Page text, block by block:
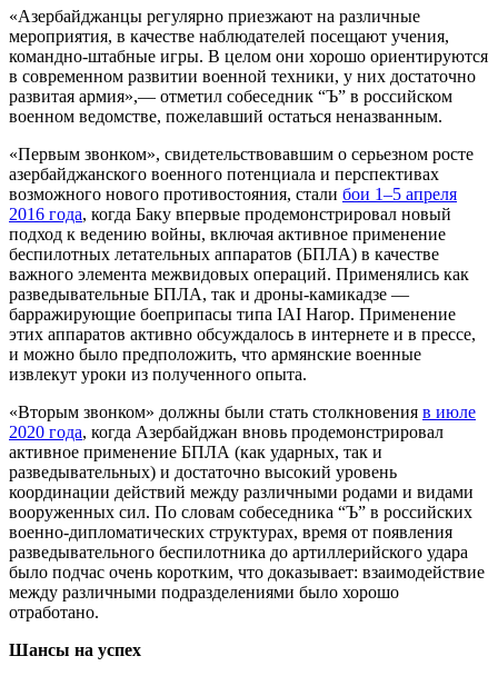
«Азербайджанцы регулярно приезжают на различные
мероприятия, в качестве наблюдателей посещают учения,
командно-штабные игры. В целом они хорошо ориентируются
в современном развитии военной техники, у них достаточно
развитая армия»,— отметил собеседник “Ъ” в российском
военном ведомстве, пожелавший остаться неназванным.
«Первым звонком», свидетельствовавшим о серьезном росте
азербайджанского военного потенциала и перспективах
возможного нового противостояния, стали бои 1–5 апреля
2016 года, когда Баку впервые продемонстрировал новый
подход к ведению войны, включая активное применение
беспилотных летательных аппаратов (БПЛА) в качестве
важного элемента межвидовых операций. Применялись как
разведывательные БПЛА, так и дроны-камикадзе —
барражирующие боеприпасы типа IAI Harop. Применение
этих аппаратов активно обсуждалось в интернете и в прессе,
и можно было предположить, что армянские военные
извлекут уроки из полученного опыта.
«Вторым звонком» должны были стать столкновения в июле
2020 года, когда Азербайджан вновь продемонстрировал
активное применение БПЛА (как ударных, так и
разведывательных) и достаточно высокий уровень
координации действий между различными родами и видами
вооруженных сил. По словам собеседника “Ъ” в российских
военно-дипломатических структурах, время от появления
разведывательного беспилотника до артиллерийского удара
было подчас очень коротким, что доказывает: взаимодействие
между различными подразделениями было хорошо
отработано.
Шансы на успех